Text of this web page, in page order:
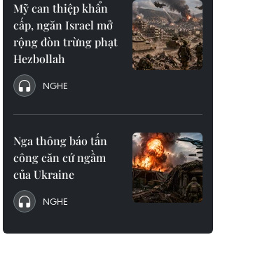
Mỹ can thiệp khẩn
cấp, ngăn Israel mở
rộng đòn trừng phạt
Hezbollah
NGHE
Nga thông báo tấn
công căn cứ ngầm
của Ukraine
NGHE